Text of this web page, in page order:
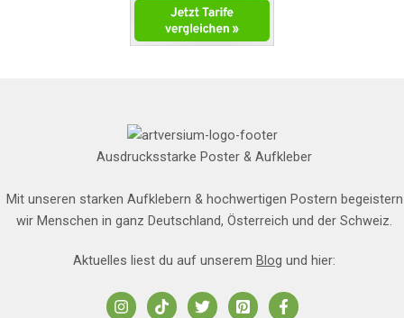
Ausdrucksstarke Poster & Aufkleber
Mit unseren starken Aufklebern & hochwertigen Postern begeistern
wir Menschen in ganz Deutschland, Österreich und der Schweiz.
Aktuelles liest du auf unserem Blog und hier: